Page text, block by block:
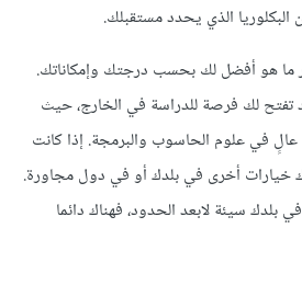
الذي يحدد مستقبلك.
ما هو أفضل لك بحسب درجتك وإمكاناتك.
تفتح لك فرصة للدراسة في الخارج، حيث
في علوم الحاسوب والبرمجة. إذا كانت
خيارات أخرى في بلدك أو في دول مجاورة.
بلدك سيئة لابعد الحدود، فهناك دائما